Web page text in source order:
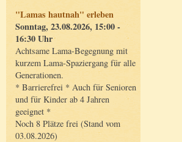
"Lamas hautnah" erleben
Sonntag, 23.08.2026, 15:00 -
16:30 Uhr
Achtsame Lama-Begegnung mit
kurzem Lama-Spaziergang für alle
Generationen.
* Barrierefrei * Auch für Senioren
und für Kinder ab 4 Jahren
geeignet *
Noch 8 Plätze frei (Stand vom
03.08.2026)